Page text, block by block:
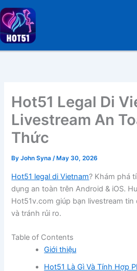
Skip
to
content
Hot51 Legal Di
Livestream An
Thức
ByJohn Syna/ May 30, 2026
Hot51 legal di Vietnam? Khám phá
dụng an toàn trên Android & iOS.
Hot51v.com giúp bạn livestream tin
và tránh rủi ro.
Table of Contents
Giới thiệu
Hot51 Là Gì Và Tính Hợp